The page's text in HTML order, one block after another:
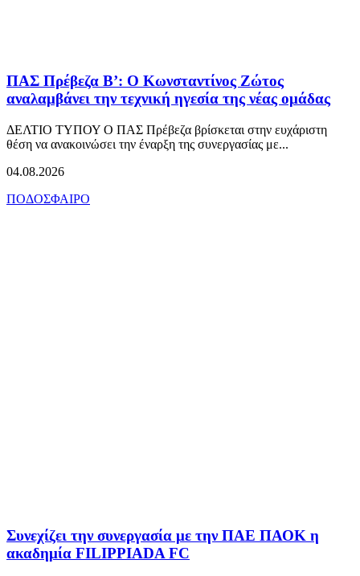
ΠΑΣ Πρέβεζα Β’: Ο Κωνσταντίνος Ζώτος
αναλαμβάνει την τεχνική ηγεσία της νέας ομάδας
ΔΕΛΤΙΟ ΤΥΠΟΥ Ο ΠΑΣ Πρέβεζα βρίσκεται στην ευχάριστη
θέση να ανακοινώσει την έναρξη της συνεργασίας με...
04.08.2026
ΠΟΔΟΣΦΑΙΡΟ
Συνεχίζει την συνεργασία με την ΠΑΕ ΠΑΟΚ η
ακαδημία FILIPPIADA FC